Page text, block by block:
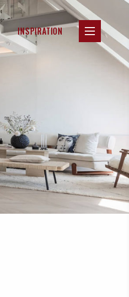
INSPIRATION